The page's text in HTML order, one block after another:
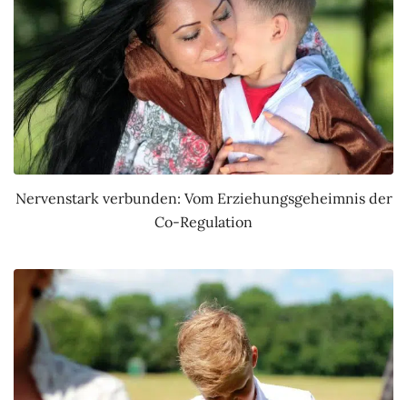
Nervenstark verbunden: Vom Erziehungsgeheimnis der
Co-Regulation